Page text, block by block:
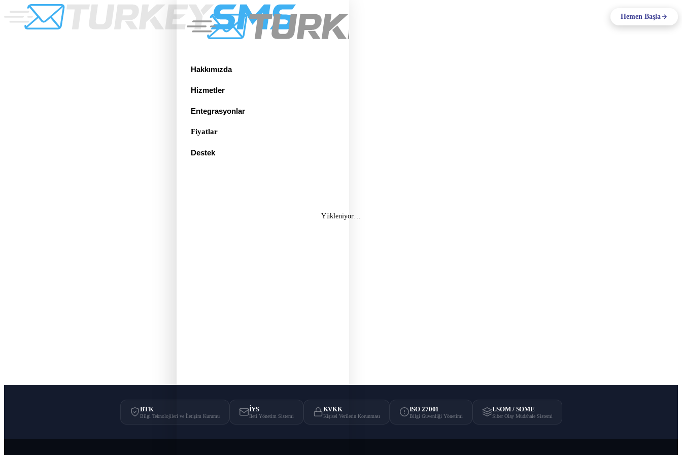
Hakkımızda Hemen Başla
Hakkımızda
Hizmetler
Entegrasyonlar
Fiyatlar
Destek
Yükleniyor…
BTK
Bilgi Teknolojileri ve İletişim Kurumu
İYS
İleti Yönetim Sistemi
KVKK
Kişisel Verilerin Korunması
ISO 27001
Bilgi Güvenliği Yönetimi
USOM / SOME
Siber Olay Müdahale Sistemi